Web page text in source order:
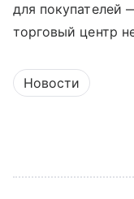
для покупателей
торговый центр
Новости